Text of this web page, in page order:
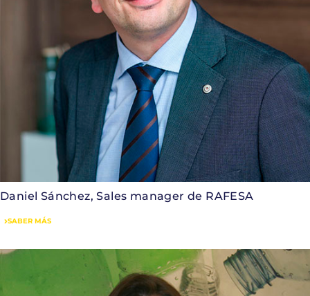
Daniel Sánchez, Sales manager de RAFESA
SABER MÁS